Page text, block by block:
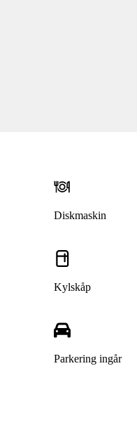
Diskmaskin
Kylskåp
Parkering ingår